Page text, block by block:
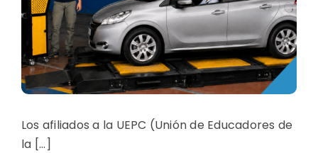
Los afiliados a la UEPC (Unión de Educadores de
la [...]